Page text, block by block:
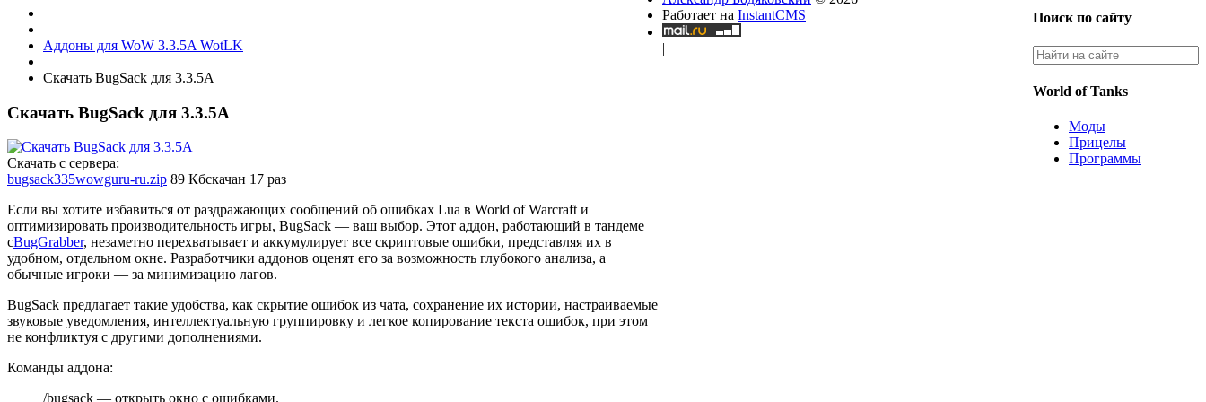
Аддоны для WoW 3.3.5A WotLK
Скачать BugSack для 3.3.5A
Скачать BugSack для 3.3.5A
Скачать с сервера:
bugsack335wowguru-ru.zip 89 Кбскачан 17 раз
Если вы хотите избавиться от раздражающих сообщений об ошибках Lua в World of Warcraft и
оптимизировать производительность игры, BugSack — ваш выбор. Этот аддон, работающий в тандеме
сBugGrabber, незаметно перехватывает и аккумулирует все скриптовые ошибки, представляя их в
удобном, отдельном окне. Разработчики аддонов оценят его за возможность глубокого анализа, а
обычные игроки — за минимизацию лагов.
BugSack предлагает такие удобства, как скрытие ошибок из чата, сохранение их истории, настраиваемые
звуковые уведомления, интеллектуальную группировку и легкое копирование текста ошибок, при этом
не конфликтуя с другими дополнениями.
Команды аддона:
/bugsack — открыть окно с ошибками.
Поиск по сайту
World of Tanks
Моды
Прицелы
Программы
Работает на InstantCMS
|